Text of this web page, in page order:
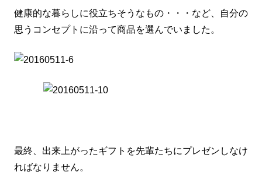
健康的な暮らしに役立ちそうなもの・・・など、自分の
思うコンセプトに沿って商品を選んでいました。
最終、出来上がったギフトを先輩たちにプレゼンしなけ
ればなりません。